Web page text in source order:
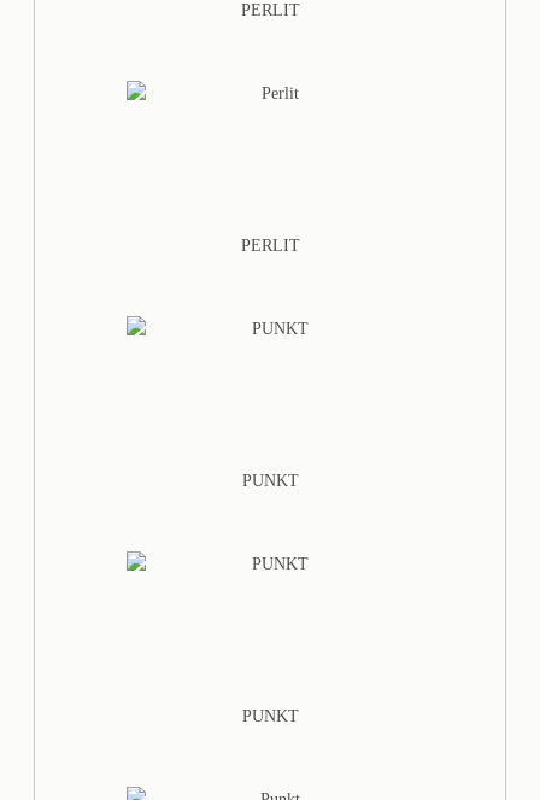
PERLIT
PERLIT
PUNKT
PUNKT